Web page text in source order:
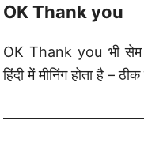
OK Thank you
OK Thank you भी सेम
हिंदी में मीनिंग होता है –